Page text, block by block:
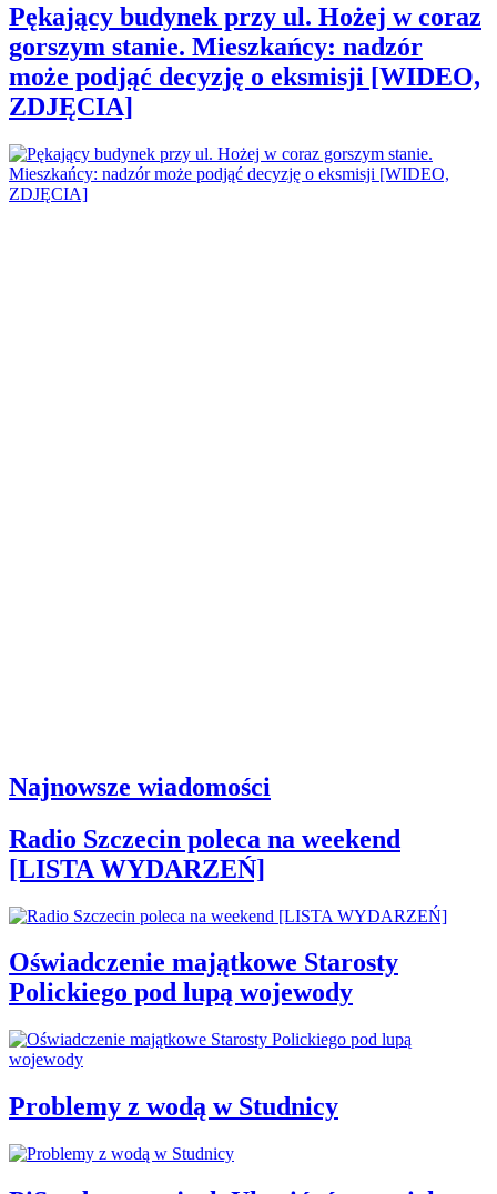
Pękający budynek przy ul. Hożej w coraz
gorszym stanie. Mieszkańcy: nadzór
może podjąć decyzję o eksmisji [WIDEO,
ZDJĘCIA]
Najnowsze wiadomości
Radio Szczecin poleca na weekend
[LISTA WYDARZEŃ]
Oświadczenie majątkowe Starosty
Polickiego pod lupą wojewody
Problemy z wodą w Studnicy